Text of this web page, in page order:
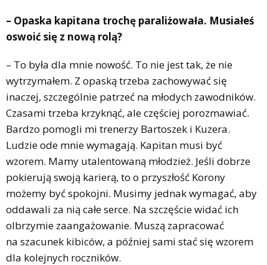
– Opaska kapitana trochę paraliżowała. Musiałeś
oswoić się z nową rolą?
– To była dla mnie nowość. To nie jest tak, że nie
wytrzymałem. Z opaską trzeba zachowywać się
inaczej, szczególnie patrzeć na młodych zawodników.
Czasami trzeba krzyknąć, ale częściej porozmawiać.
Bardzo pomogli mi trenerzy Bartoszek i Kuzera.
Ludzie ode mnie wymagają. Kapitan musi być
wzorem. Mamy utalentowaną młodzież. Jeśli dobrze
pokierują swoją karierą, to o przyszłość Korony
możemy być spokojni. Musimy jednak wymagać, aby
oddawali za nią całe serce. Na szczęście widać ich
olbrzymie zaangażowanie. Muszą zapracować
na szacunek kibiców, a później sami stać się wzorem
dla kolejnych roczników.